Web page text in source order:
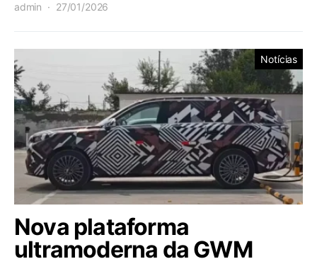
admin 27/01/2026
Notícias
Nova plataforma
ultramoderna da GWM